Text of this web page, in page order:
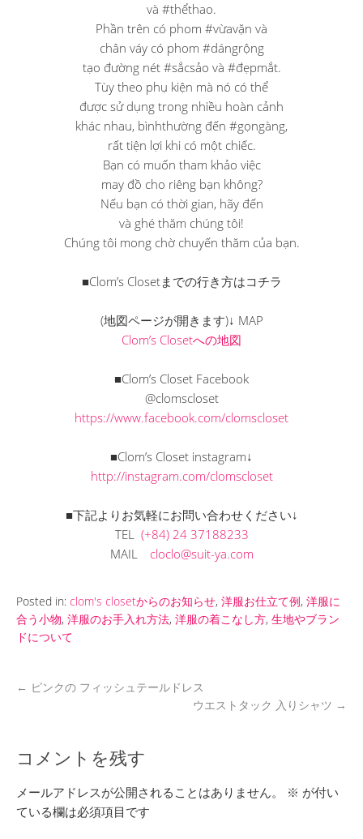
và #thểthao.
Phần trên có phom #vừavặn và
chân váy có phom #dángrộng
tạo đường nét #sắcsảo và #đẹpmắt.
Tùy theo phụ kiện mà nó có thể
được sử dụng trong nhiều hoàn cảnh
khác nhau, bìnhthường đến #gọngàng,
rất tiện lợi khi có một chiếc.
Bạn có muốn tham khảo việc
may đồ cho riêng bạn không?
Nếu bạn có thời gian, hãy đến
và ghé thăm chúng tôi!
Chúng tôi mong chờ chuyến thăm của bạn.
■Clom’s Closetまでの行き方はコチラ
(地図ページが開きます)↓ MAP
Clom’s Closetへの地図
■Clom’s Closet Facebook
@clomscloset
https://www.facebook.com/clomscloset
■Clom’s Closet instagram↓
http://instagram.com/clomscloset
■下記よりお気軽にお問い合わせください↓
TEL (+84) 24 37188233
MAIL cloclo@suit-ya.com
Posted in: clom's closetからのお知らせ, 洋服お仕立て例, 洋服に
合う小物, 洋服のお手入れ方法, 洋服の着こなし方, 生地やブラン
ドについて
← ピンクの フィッシュテールドレス
ウエストタック 入りシャツ →
コメントを残す
メールアドレスが公開されることはありません。 ※ が付い
ている欄は必須項目です